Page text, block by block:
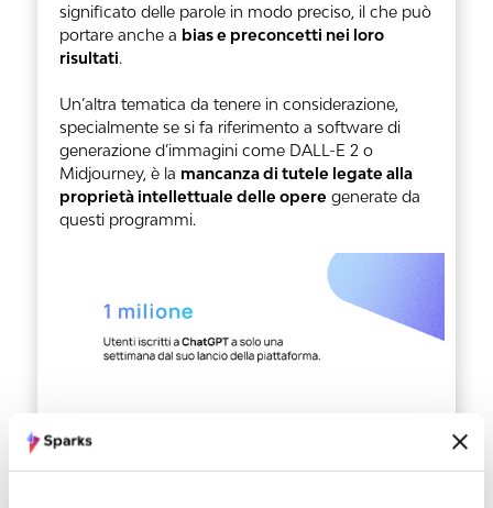
significato delle parole in modo preciso, il che può
portare anche a bias e preconcetti nei loro
risultati.
Un’altra tematica da tenere in considerazione,
specialmente se si fa riferimento a software di
generazione d’immagini come DALL-E 2 o
Midjourney, è la mancanza di tutele legate alla
proprietà intellettuale delle opere generate da
questi programmi.